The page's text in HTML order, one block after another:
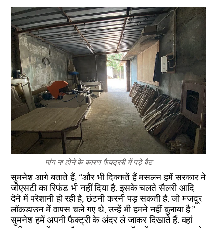
मांग ना होने के कारण फैक्ट्ररी में पड़े बैट
सुमनेश आगे बताते हैं, “और भी दिक्कतें हैं मसलन हमें सरकार ने
जीएसटी का रिफंड भी नहीं दिया है. इसके चलते सैलरी आदि
देने में परेशानी हो रही है, छंटनी करनी पड़ सकती है. जो मजदूर
लॉकडाउन में वापस चले गए थे, उन्हें भी हमने नहीं बुलाया है.”
सुमनेश हमें अपनी फैक्ट्री के अंदर ले जाकर दिखाते हैं. वहां